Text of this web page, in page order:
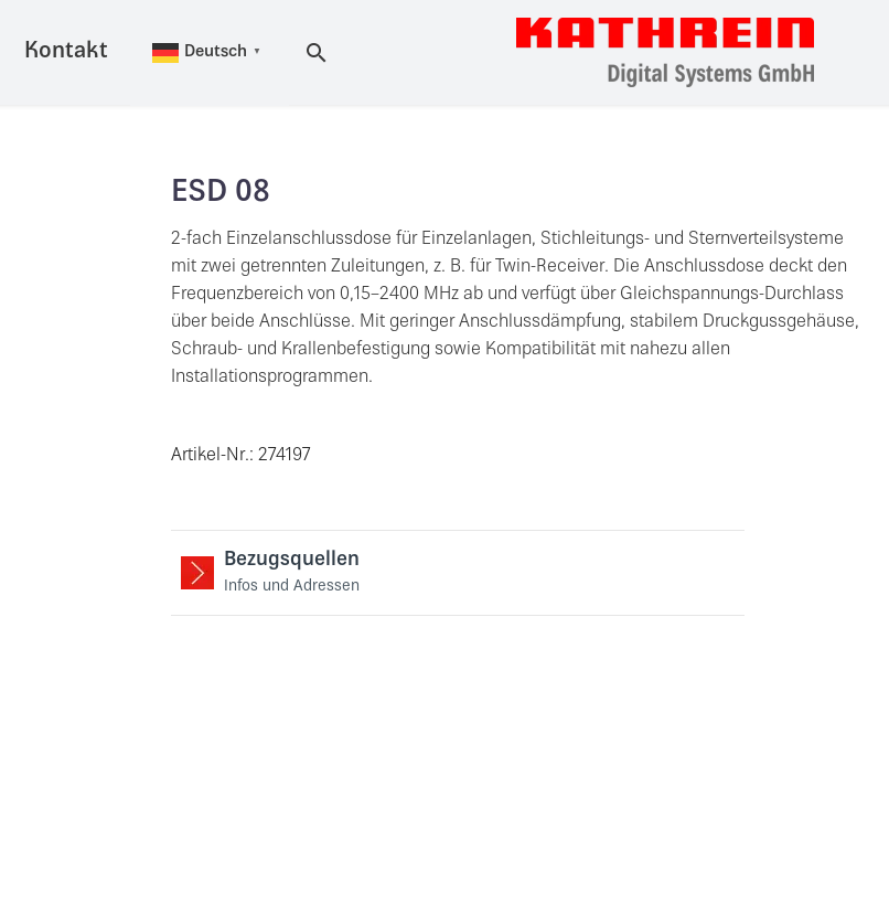
Kontakt Deutsch ▼
ESD 08
2-fach Einzelanschlussdose für Einzelanlagen, Stichleitungs- und Sternverteilsysteme
mit zwei getrennten Zuleitungen, z. B. für Twin-Receiver. Die Anschlussdose deckt den
Frequenzbereich von 0,15–2400 MHz ab und verfügt über Gleichspannungs-Durchlass
über beide Anschlüsse. Mit geringer Anschlussdämpfung, stabilem Druckgussgehäuse,
Schraub- und Krallenbefestigung sowie Kompatibilität mit nahezu allen
Installationsprogrammen.
Artikel-Nr.: 274197
Bezugsquellen
Infos und Adressen